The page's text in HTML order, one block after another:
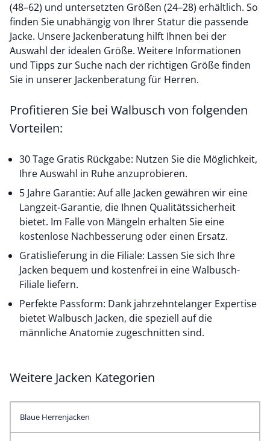
(48–62) und untersetzten Größen (24–28) erhältlich. So
finden Sie unabhängig von Ihrer Statur die passende
Jacke. Unsere Jackenberatung hilft Ihnen bei der
Auswahl der idealen Größe. Weitere Informationen
und Tipps zur Suche nach der richtigen Größe finden
Sie in unserer Jackenberatung für Herren.
Profitieren Sie bei Walbusch von folgenden
Vorteilen:
30 Tage Gratis Rückgabe: Nutzen Sie die Möglichkeit,
Ihre Auswahl in Ruhe anzuprobieren.
5 Jahre Garantie: Auf alle Jacken gewähren wir eine
Langzeit-Garantie, die Ihnen Qualitätssicherheit
bietet. Im Falle von Mängeln erhalten Sie eine
kostenlose Nachbesserung oder einen Ersatz.
Gratislieferung in die Filiale: Lassen Sie sich Ihre
Jacken bequem und kostenfrei in eine Walbusch-
Filiale liefern.
Perfekte Passform: Dank jahrzehntelanger Expertise
bietet Walbusch Jacken, die speziell auf die
männliche Anatomie zugeschnitten sind.
Weitere Jacken Kategorien
Blaue Herrenjacken